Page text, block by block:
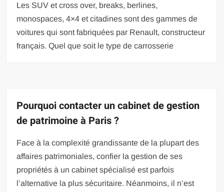
Les SUV et cross over, breaks, berlines,
monospaces, 4×4 et citadines sont des gammes de
voitures qui sont fabriquées par Renault, constructeur
français. Quel que soit le type de carrosserie
Pourquoi contacter un cabinet de gestion
de patrimoine à Paris ?
Face à la complexité grandissante de la plupart des
affaires patrimoniales, confier la gestion de ses
propriétés à un cabinet spécialisé est parfois
l’alternative la plus sécuritaire. Néanmoins, il n’est